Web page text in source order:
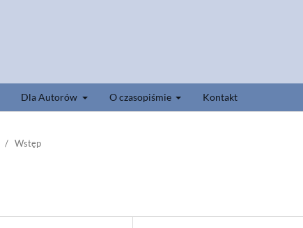
Dla Autorów O czasopiśmie Kontakt
/ Wstęp